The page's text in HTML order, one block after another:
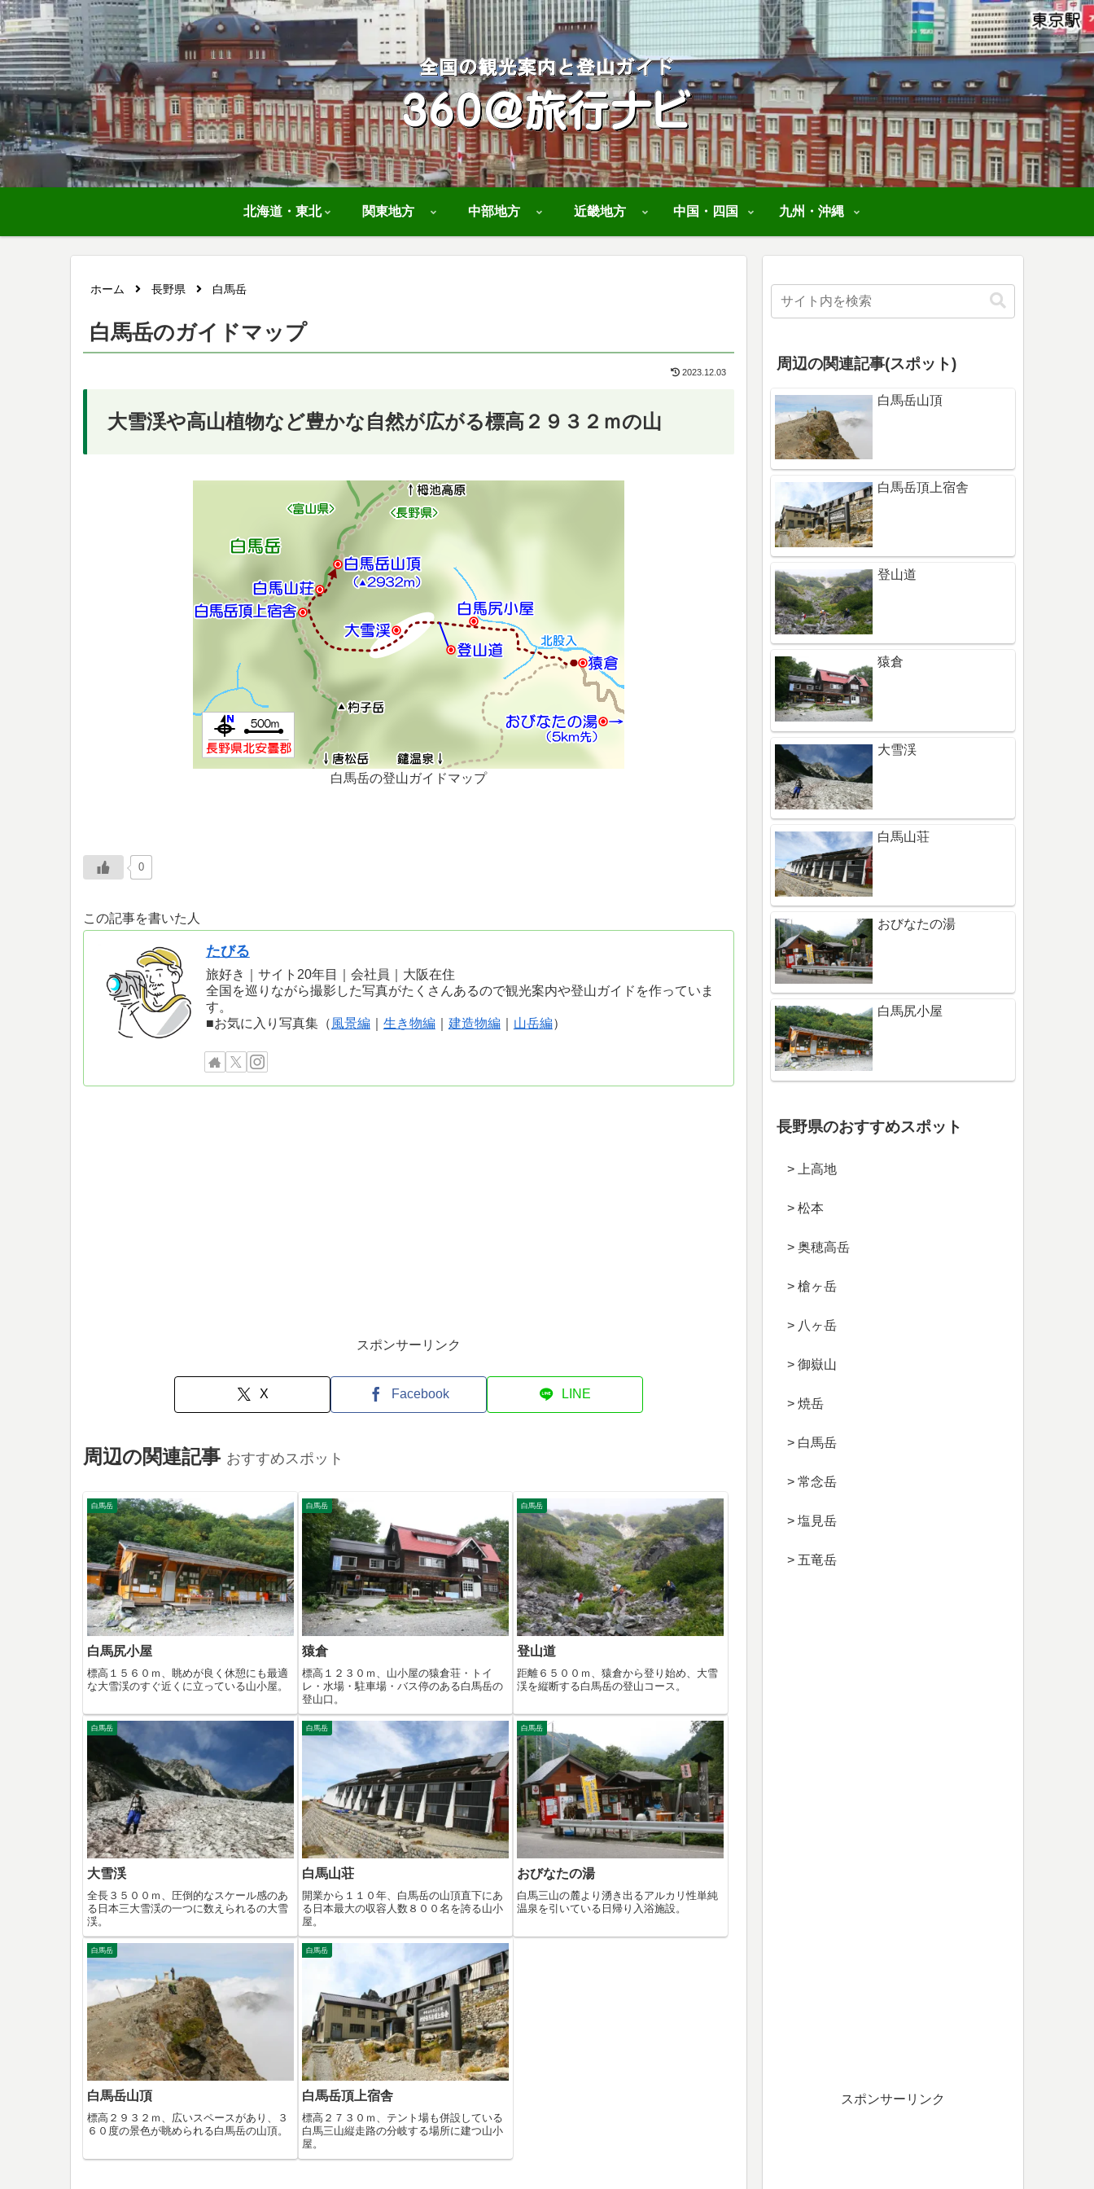
北海道・東北 関東地方 中部地方 近畿地方 中国・四国 九州・沖縄
ホーム 長野県 白馬岳
白馬岳のガイドマップ
2023.12.03
大雪渓や高山植物など豊かな自然が広がる標高２９３２ｍの山
白馬岳の登山ガイドマップ
0
この記事を書いた人
たびる
旅好き｜サイト20年目｜会社員｜大阪在住
全国を巡りながら撮影した写真がたくさんあるので観光案内や登山ガイドを作っていま
す。
■お気に入り写真集（ 風景編｜ 生き物編｜ 建造物編｜ 山岳編）
スポンサーリンク
X Facebook LINE
周辺の関連記事 おすすめスポット
白馬岳
白馬尻小屋
標高１５６０ｍ、眺めが良く休憩にも最適
な大雪渓のすぐ近くに立っている山小屋。
白馬岳
猿倉
標高１２３０ｍ、山小屋の猿倉荘・トイ
レ・水場・駐車場・バス停のある白馬岳の
登山口。
白馬岳
登山道
距離６５００ｍ、猿倉から登り始め、大雪
渓を縦断する白馬岳の登山コース。
白馬岳
大雪渓
全長３５００ｍ、圧倒的なスケール感のあ
る日本三大雪渓の一つに数えられるの大雪
渓。
白馬岳
白馬山荘
開業から１１０年、白馬岳の山頂直下にあ
る日本最大の収容人数８００名を誇る山小
屋。
白馬岳
おびなたの湯
白馬三山の麓より湧き出るアルカリ性単純
温泉を引いている日帰り入浴施設。
白馬岳
白馬岳山頂
標高２９３２ｍ、広いスペースがあり、３
６０度の景色が眺められる白馬岳の山頂。
白馬岳
白馬岳頂上宿舎
標高２７３０ｍ、テント場も併設している
白馬三山縦走路の分岐する場所に建つ山小
屋。
周辺の関連記事(スポット)
白馬岳山頂
白馬岳頂上宿舎
登山道
猿倉
大雪渓
白馬山荘
おびなたの湯
白馬尻小屋
長野県のおすすめスポット
> 上高地
> 松本
> 奥穂高岳
> 槍ヶ岳
> 八ヶ岳
> 御嶽山
> 焼岳
> 白馬岳
> 常念岳
> 塩見岳
> 五竜岳
スポンサーリンク